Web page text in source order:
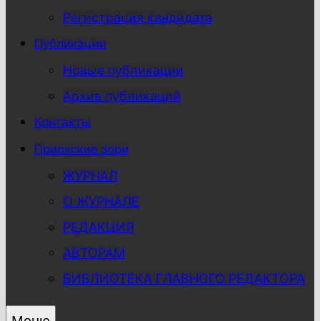
Регистрация кандидата
Публикации
Новые публикации
Архив публикаций
Контакты
Приокские зори
ЖУРНАЛ
О ЖУРНАЛЕ
РЕДАКЦИЯ
АВТОРАМ
БИБЛИОТЕКА ГЛАВНОГО РЕДАКТОРА